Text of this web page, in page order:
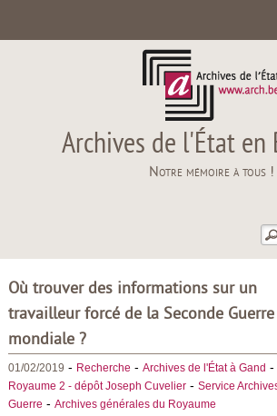
Archives de l'État en
Notre mémoire à tous !
Où trouver des informations sur un
travailleur forcé de la Seconde Guerre
mondiale ?
01/02/2019 - Recherche - Archives de l'État à Gand -
Royaume 2 - dépôt Joseph Cuvelier- Service
Guerre - Archives générales du Royaume